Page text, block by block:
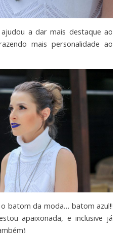
a dar mais destaque ao
mais personalidade ao
batom da moda… batom azul!!
apaixonada, e inclusive já